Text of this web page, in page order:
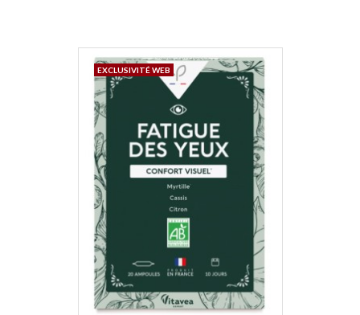
EXCLUSIVITÉ WEB